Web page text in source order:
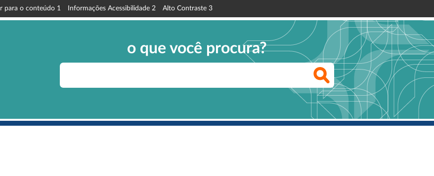
Ir para o conteúdo 1 Informações Acessibilidade 2 Alto Contraste 3
o que você procura?